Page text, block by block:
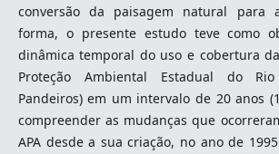
conversão da paisagem natural para
forma, o presente estudo teve como
dinâmica temporal do uso e cobertura
Proteção Ambiental Estadual do Rio
Pandeiros) em um intervalo de 20 anos
compreender as mudanças que
APA desde a sua criação, no ano de